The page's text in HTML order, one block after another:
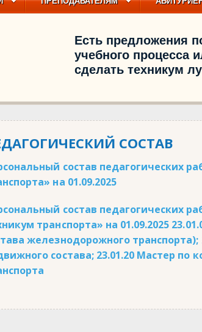
ОБУЧАЮЩИХСЯ НА 2021-2022 УЧЕБНЫЙ ГОД
Есть предложения
учебного процесса
сделать техникум
СОСТАВ
состав педагогических
на 01.09.2025
состав педагогических
транспорта» на 01.09.2025
железнодорожного
состава; 23.01.20 Мастер